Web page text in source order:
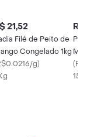
21,52
Filé de Peito de
Congelado 1kg
g)
R$
(